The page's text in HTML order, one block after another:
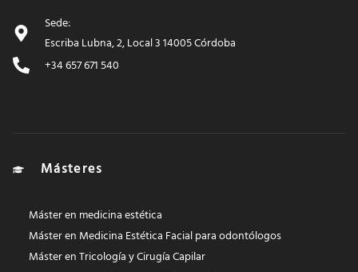
Sede:
Escriba Lubna, 2, Local 3 14005 Córdoba
+34 657 671 540
Másteres
Máster en medicina estética
Máster en Medicina Estética Facial para odontólogos
Máster en Tricología y Cirugía Capilar